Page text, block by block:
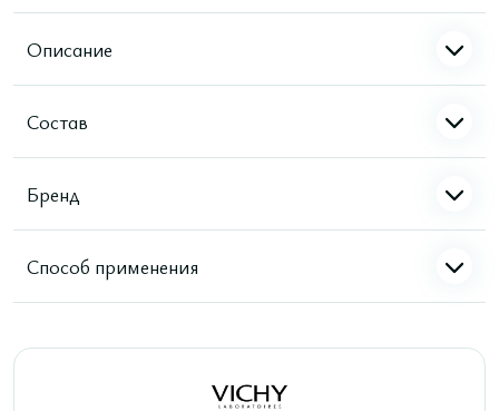
Описание
Состав
Бренд
Способ применения